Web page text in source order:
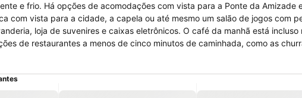
e frio. Há opções de acomodações com vista para a Ponte da Amizade
caixas eletrônicos. O café da manhã está incluso na diária do
de restaurantes a menos de cinco minutos de caminhada, como as
do Terminal de